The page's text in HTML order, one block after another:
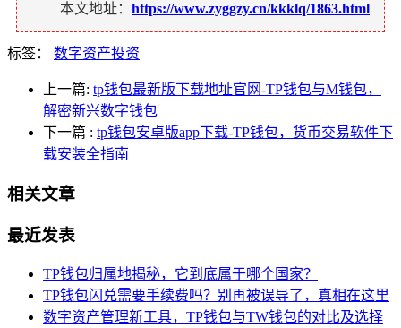
本文地址： https://www.zyggzy.cn/kkklq/1863.html
标签： 数字资产投资
上一篇: tp钱包最新版下载地址官网-TP钱包与M钱包，
解密新兴数字钱包
下一篇 : tp钱包安卓版app下载-TP钱包，货币交易软件下
载安装全指南
相关文章
最近发表
TP钱包归属地揭秘，它到底属于哪个国家？
TP钱包闪兑需要手续费吗？别再被误导了，真相在这里
数字资产管理新工具，TP钱包与TW钱包的对比及选择